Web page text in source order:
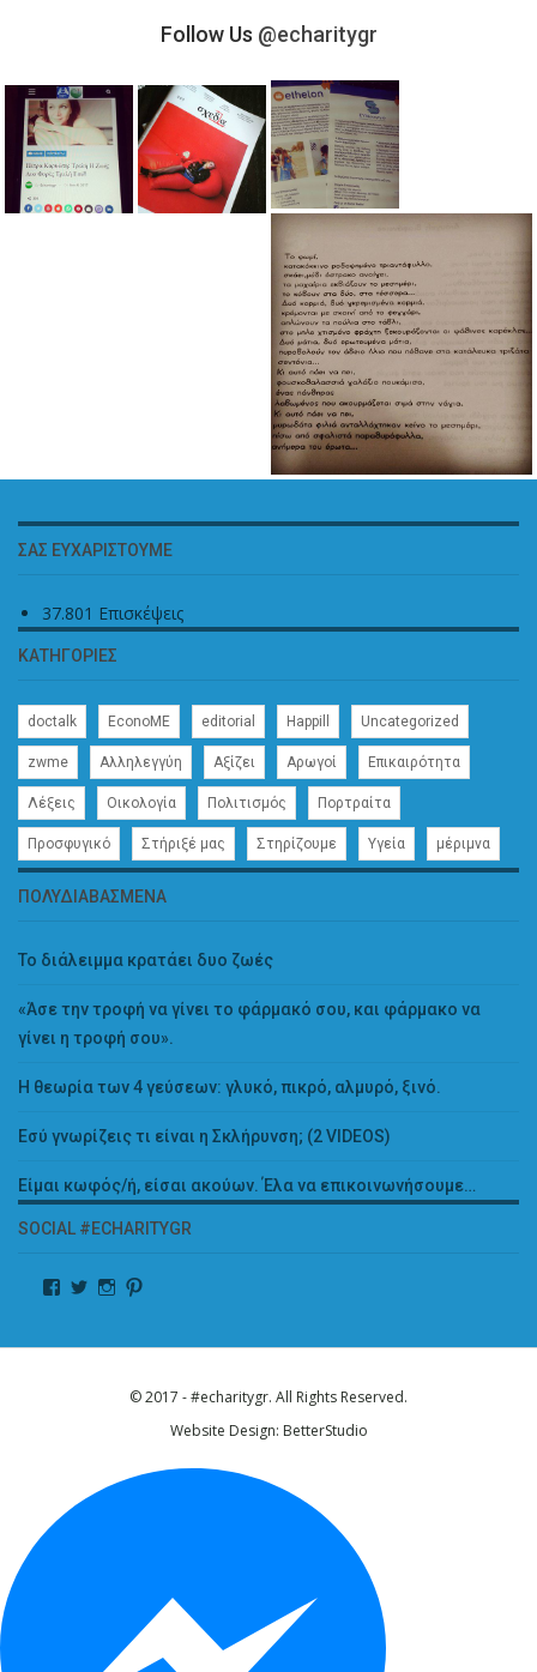
Follow Us @echaritygr
ΣΑΣ ΕΥΧΑΡΙΣΤΟΎΜΕ
37.801 Επισκέψεις
ΚΑΤΗΓΟΡΊΕΣ
doctalk EconoME editorial Happill Uncategorized
zwme Αλληλεγγύη Αξίζει Αρωγοί Επικαιρότητα
Λέξεις Οικολογία Πολιτισμός Πορτραίτα
Προσφυγικό Στήριξέ μας Στηρίζουμε Υγεία μέριμνα
ΠΟΛΥΔΙΑΒΑΣΜΈΝΑ
Το διάλειμμα κρατάει δυο ζωές
«Άσε την τροφή να γίνει το φάρμακό σου, και φάρμακο να
γίνει η τροφή σου».
Η θεωρία των 4 γεύσεων: γλυκό, πικρό, αλμυρό, ξινό.
Εσύ γνωρίζεις τι είναι η Σκλήρυνση; (2 VIDEOS)
Είμαι κωφός/ή, είσαι ακούων. Έλα να επικοινωνήσουμε…
SOCIAL #ECHARITYGR
© 2017 - #echaritygr. All Rights Reserved.
Website Design: BetterStudio